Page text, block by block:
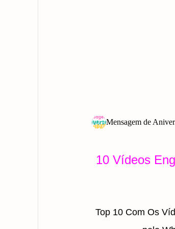
10 Vídeos
Top 10 Com Os